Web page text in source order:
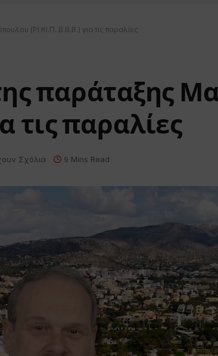
(ΡΙ.ΚΙ.Π. Β.Β.Β.) για τις παραλίες
παράταξης
τις παραλίες
Σχόλια 9 Mins Read